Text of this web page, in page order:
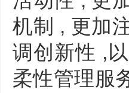
机制 , 更加
调创新性 ,
柔性管理服